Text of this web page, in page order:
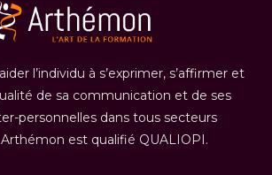
l’individu à s’exprimer, s’affirmer et
de sa communication et de ses
personnelles dans tous secteurs
Arthémon est qualifié QUALIOPI.